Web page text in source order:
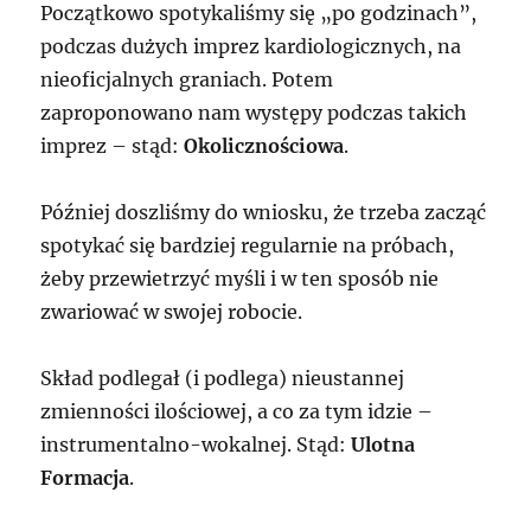
Początkowo spotykaliśmy się „po godzinach”,
podczas dużych imprez kardiologicznych, na
nieoficjalnych graniach. Potem
zaproponowano nam występy podczas takich
imprez – stąd:Okolicznościowa.
Później doszliśmy do wniosku, że trzeba zacząć
spotykać się bardziej regularnie na próbach,
żeby przewietrzyć myśli i w ten sposób nie
zwariować w swojej robocie.
Skład podlegał (i podlega) nieustannej
zmienności ilościowej, a co za tym idzie –
instrumentalno-wokalnej. Stąd:Ulotna
Formacja.